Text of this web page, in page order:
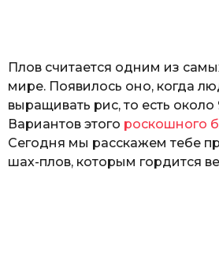
Плов считается одним из
мире. Появилось оно, когда
выращивать рис, то есть
Вариантов этого роскошного
Сегодня мы расскажем тебе
шах-плов, которым гордится